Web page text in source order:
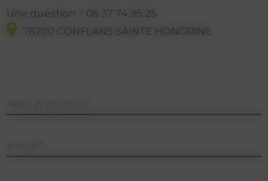
Une question ? 06 37 74 95 25
78700 CONFLANS SAINTE HONORINE